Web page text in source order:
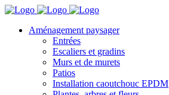
Aménagement paysager
Entrées
Escaliers et gradins
Murs et de murets
Patios
Installation caoutchouc EPDM